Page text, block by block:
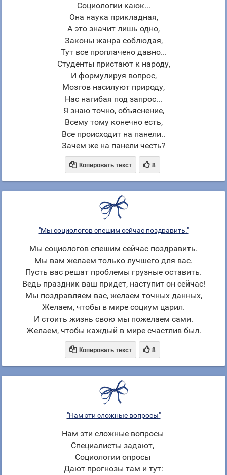
Социологии каюк...
Она наука прикладная,
А это значит лишь одно,
Законы жанра соблюдая,
Тут все проплачено давно...
Студенты пристают к народу,
И формулируя вопрос,
Мозгов насилуют природу,
Нас нагибая под запрос...
Я знаю точно, объяснение,
Всему тому конечно есть,
Все происходит на панели..
Зачем же на панели честь?
 Копировать текст  8
"Мы социологов спешим сейчас поздравить."
Мы социологов спешим сейчас поздравить.
Мы вам желаем только лучшего для вас.
Пусть вас решат проблемы грузные оставить.
Ведь праздник ваш придет, наступит он сейчас!
Мы поздравляем вас, желаем точных данных,
Желаем, чтобы в мире социум царил.
И стоить жизнь свою мы пожелаем сами.
Желаем, чтобы каждый в мире счастлив был.
 Копировать текст  8
"Нам эти сложные вопросы"
Нам эти сложные вопросы
Специалисты задают,
Социологии опросы
Дают прогнозы там и тут: